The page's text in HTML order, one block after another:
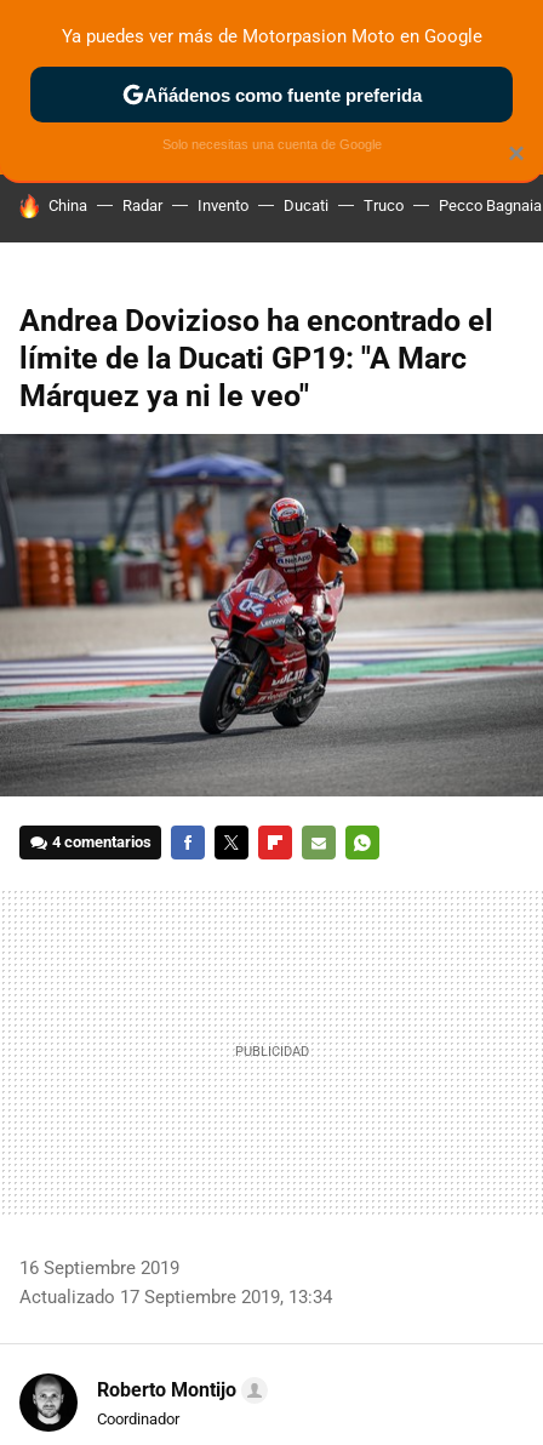
ZONA DE PRUEBAS DEPORTIVAS MOTOS ELÉCTRICAS
HOY SE HABLA DE
China Radar Invento Ducati Truco Pecco Bagnaia
Andrea Dovizioso ha encontrado el
límite de la Ducati GP19: "A Marc
Márquez ya ni le veo"
4 comentarios
MAIL
16 Septiembre 2019
Actualizado 17 Septiembre 2019, 13:34
Roberto Montijo
Coordinador
×
Ya puedes ver más de Motorpasion Moto en Google
Añádenos como fuente preferida
Solo necesitas una cuenta de Google